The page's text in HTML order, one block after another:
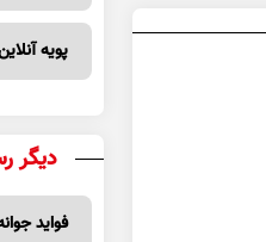
پویه
دیگر
فواید